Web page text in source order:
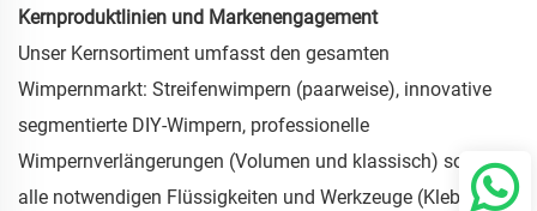
Kernproduktlinien und Markenengagement
Unser Kernsortiment umfasst den gesamten
Wimpernmarkt: Streifenwimpern (paarweise), innovative
segmentierte DIY-Wimpern, professionelle
Wimpernverlängerungen (Volumen und klassisch) sowie
alle notwendigen Flüssigkeiten und Werkzeuge (Klebstoffe,